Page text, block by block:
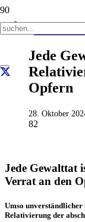
Jede
Opfern
28. Oktober
82
Jede Gewalttat
Verrat an den
Umso
Relativierung der